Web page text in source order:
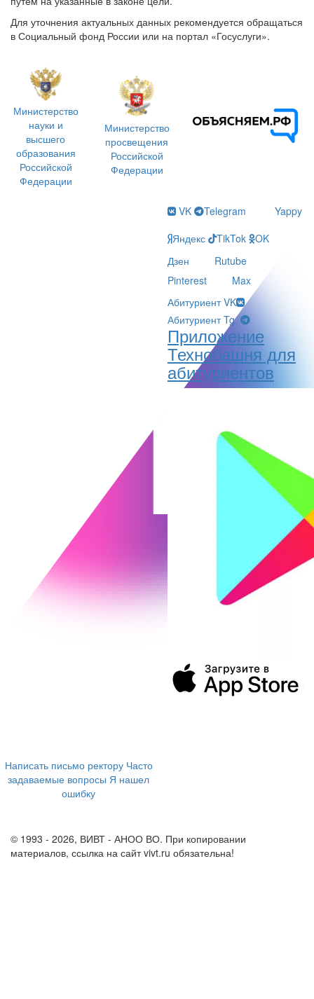
Для уточнения актуальных данных рекомендуется обращаться
в Социальный фонд России или на портал «Госуслуги».
Министерство
науки и
высшего
образования
Российской
Федерации
Министерство
просвещения
Российской
Федерации
Написать письмо ректору Часто
задаваемые вопросы Я нашел
ошибку
VK Telegram
Yappy
Яндекс
TikTok
OK
Дзен
Rutube
Pinterest
Max
Абитуриент VK
Абитуриент Tg
Приложение
Технобашня для
абитуриентов
© 1993 - 2026, ВИВТ - АНОО ВО. При копировании
материалов, ссылка на сайт vivt.ru обязательна!